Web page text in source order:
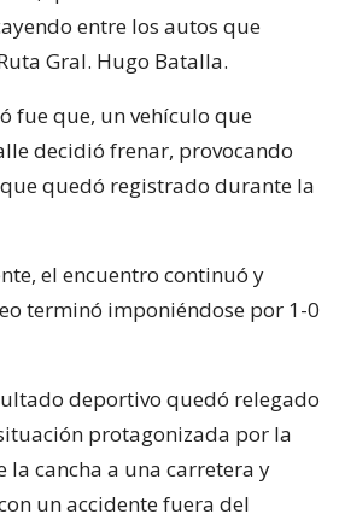
entre los autos que
Gral. Hugo Batalla.
fue que, un vehículo que
decidió frenar, provocando
quedó registrado durante la
el encuentro continuó y
terminó imponiéndose por 1-0
deportivo quedó relegado
protagonizada por la
la cancha a una carretera y
un accidente fuera del